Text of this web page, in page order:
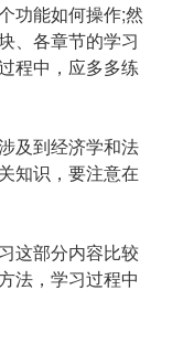
功能如何操作;然
、各章节的学习
程中，应多多练
及到经济学和法
知识，要注意在
这部分内容比较
法，学习过程中